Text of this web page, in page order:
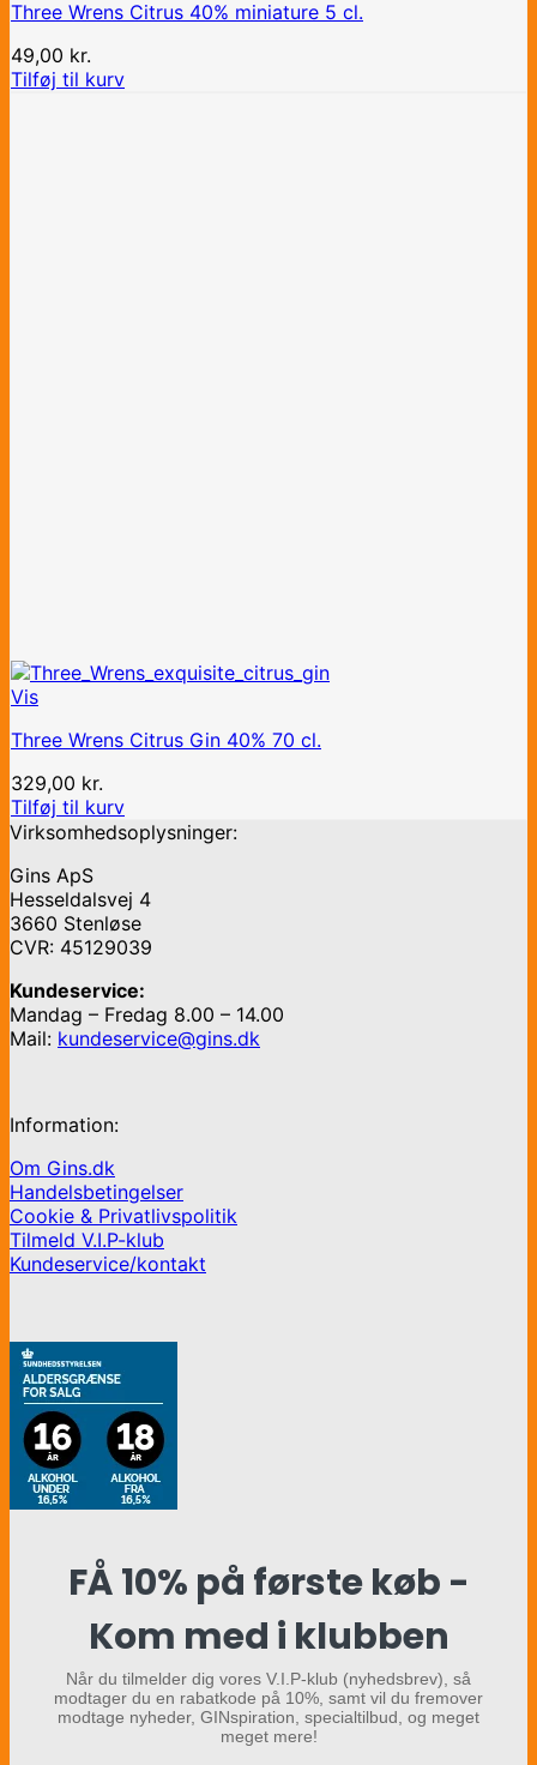
Three Wrens Citrus 40% miniature 5 cl.
49,00 kr.
Tilføj til kurv
Vis
Three Wrens Citrus Gin 40% 70 cl.
329,00 kr.
Tilføj til kurv
Virksomhedsoplysninger:
Gins ApS
Hesseldalsvej 4
3660 Stenløse
CVR: 45129039
Kundeservice:
Mandag – Fredag 8.00 – 14.00
Mail: kundeservice@gins.dk
Information:
Om Gins.dk
Handelsbetingelser
Cookie & Privatlivspolitik
Tilmeld V.I.P-klub
Kundeservice/kontakt
FÅ 10% på første køb -
Kom med i klubben
Når du tilmelder dig vores V.I.P-klub (nyhedsbrev), så
modtager du en rabatkode på 10%, samt vil du fremover
modtage nyheder, GINspiration, specialtilbud, og meget
meget mere!